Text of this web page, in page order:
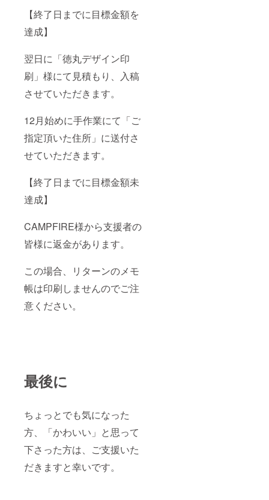
【終了日までに目標金額を
達成】
翌日に「徳丸デザイン印
刷」様にて見積もり、入稿
させていただきます。
12月始めに手作業にて「ご
指定頂いた住所」に送付さ
せていただきます。
【終了日までに目標金額未
達成】
CAMPFIRE様から支援者の
皆様に返金があります。
この場合、リターンのメモ
帳は印刷しませんのでご注
意ください。
最後に
ちょっとでも気になった
方、「かわいい」と思って
下さった方は、ご支援いた
だきますと幸いです。